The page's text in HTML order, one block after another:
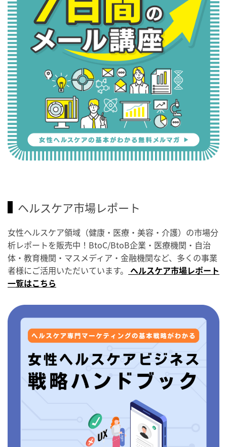
ヘルスケア市場レポート
女性ヘルスケア領域（健康・医療・美容・介護）の市場分
析レポートを販売中！BtoC/BtoB企業・医療機関・自治
体・教育機関・マスメディア・金融機関など、多くの事業
者様にご活用いただいています。 ヘルスケア市場レポート
一覧はこちら